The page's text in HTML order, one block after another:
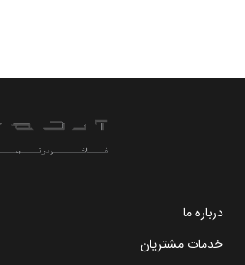
درباره ما
خدمات مشتریان